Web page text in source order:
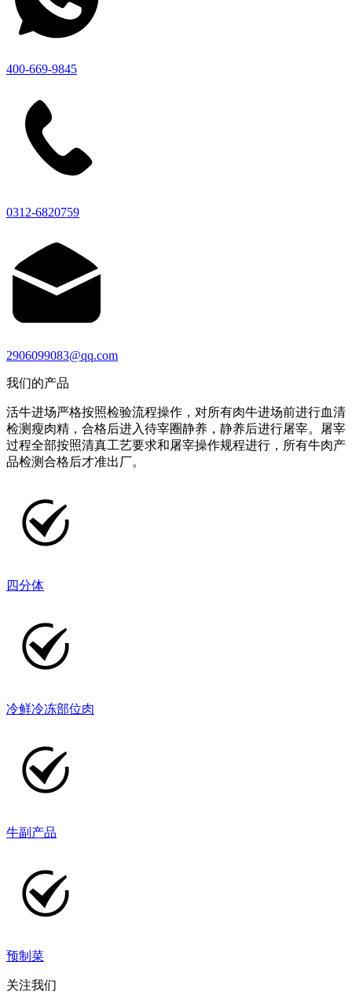
400-669-9845
0312-6820759
2906099083@qq.com
我们的产品
活牛进场严格按照检验流程操作，对所有肉牛进场前进行血清
检测瘦肉精，合格后进入待宰圈静养，静养后进行屠宰。屠宰
过程全部按照清真工艺要求和屠宰操作规程进行，所有牛肉产
品检测合格后才准出厂。
四分体
冷鲜冷冻部位肉
牛副产品
预制菜
关注我们